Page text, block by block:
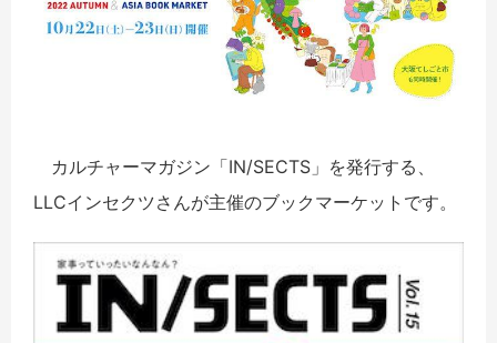
カルチャーマガジン「IN/SECTS」を発行する、
LLCインセクツさんが主催のブックマーケットです。